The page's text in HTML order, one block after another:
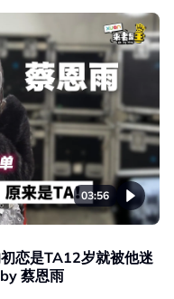
03:56
恋是TA12岁就被他迷
蔡恩雨